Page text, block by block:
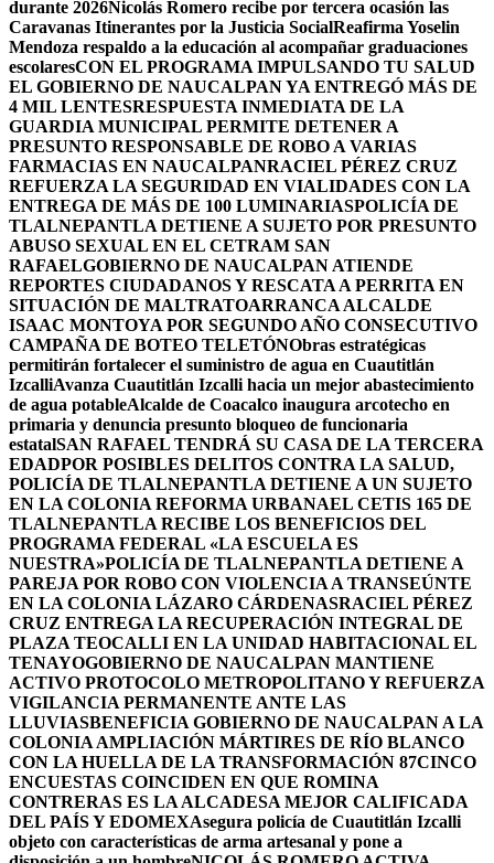
durante 2026Nicolás Romero recibe por tercera ocasión las
Caravanas Itinerantes por la Justicia SocialReafirma Yoselin
Mendoza respaldo a la educación al acompañar graduaciones
escolaresCON EL PROGRAMA IMPULSANDO TU SALUD
EL GOBIERNO DE NAUCALPAN YA ENTREGÓ MÁS DE
4 MIL LENTESRESPUESTA INMEDIATA DE LA
GUARDIA MUNICIPAL PERMITE DETENER A
PRESUNTO RESPONSABLE DE ROBO A VARIAS
FARMACIAS EN NAUCALPANRACIEL PÉREZ CRUZ
REFUERZA LA SEGURIDAD EN VIALIDADES CON LA
ENTREGA DE MÁS DE 100 LUMINARIASPOLICÍA DE
TLALNEPANTLA DETIENE A SUJETO POR PRESUNTO
ABUSO SEXUAL EN EL CETRAM SAN
RAFAELGOBIERNO DE NAUCALPAN ATIENDE
REPORTES CIUDADANOS Y RESCATA A PERRITA EN
SITUACIÓN DE MALTRATOARRANCA ALCALDE
ISAAC MONTOYA POR SEGUNDO AÑO CONSECUTIVO
CAMPAÑA DE BOTEO TELETÓNObras estratégicas
permitirán fortalecer el suministro de agua en Cuautitlán
IzcalliAvanza Cuautitlán Izcalli hacia un mejor abastecimiento
de agua potableAlcalde de Coacalco inaugura arcotecho en
primaria y denuncia presunto bloqueo de funcionaria
estatalSAN RAFAEL TENDRÁ SU CASA DE LA TERCERA
EDADPOR POSIBLES DELITOS CONTRA LA SALUD,
POLICÍA DE TLALNEPANTLA DETIENE A UN SUJETO
EN LA COLONIA REFORMA URBANAEL CETIS 165 DE
TLALNEPANTLA RECIBE LOS BENEFICIOS DEL
PROGRAMA FEDERAL «LA ESCUELA ES
NUESTRA»POLICÍA DE TLALNEPANTLA DETIENE A
PAREJA POR ROBO CON VIOLENCIA A TRANSEÚNTE
EN LA COLONIA LÁZARO CÁRDENASRACIEL PÉREZ
CRUZ ENTREGA LA RECUPERACIÓN INTEGRAL DE
PLAZA TEOCALLI EN LA UNIDAD HABITACIONAL EL
TENAYOGOBIERNO DE NAUCALPAN MANTIENE
ACTIVO PROTOCOLO METROPOLITANO Y REFUERZA
VIGILANCIA PERMANENTE ANTE LAS
LLUVIASBENEFICIA GOBIERNO DE NAUCALPAN A LA
COLONIA AMPLIACIÓN MÁRTIRES DE RÍO BLANCO
CON LA HUELLA DE LA TRANSFORMACIÓN 87CINCO
ENCUESTAS COINCIDEN EN QUE ROMINA
CONTRERAS ES LA ALCADESA MEJOR CALIFICADA
DEL PAÍS Y EDOMEXAsegura policía de Cuautitlán Izcalli
objeto con características de arma artesanal y pone a